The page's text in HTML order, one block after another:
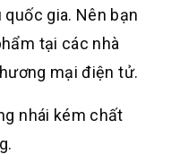
gia. Nên bạn
tại các nhà
mại điện tử.
nhái kém chất